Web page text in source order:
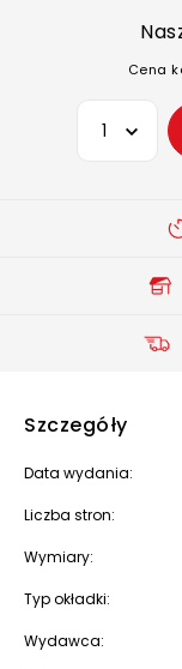
Cena
Wybierz
Szczegóły
Data wydania:
Liczba stron:
Wymiary:
Typ okładki:
Wydawca: